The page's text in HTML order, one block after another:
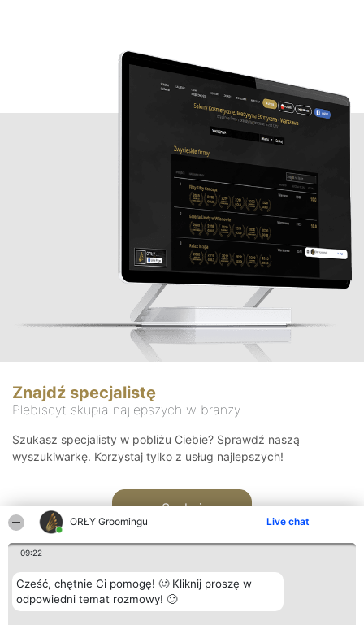
ORŁY Groomingu Live chat
09:22
Cześć, chętnie Ci pomogę! 🙂 Kliknij proszę w
odpowiedni temat rozmowy! 🙂
Znajdź specjalistę
Plebiscyt skupia najlepszych w branży
Szukasz specjalisty w pobliżu Ciebie? Sprawdź naszą
wyszukiwarkę. Korzystaj tylko z usług najlepszych!
Szukaj